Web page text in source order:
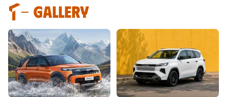
GALLERY